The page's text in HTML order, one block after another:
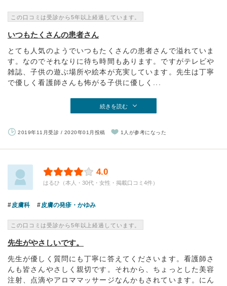
この口コミは受診から5年以上経過しています。
いつもたくさんの患者さん
とても人気のようでいつもたくさんの患者さんで溢れていま
す。なのでそれなりに待ち時間もあります。ですがテレビや
雑誌、子供の遊ぶ場所や絵本が充実しています。先生は丁寧
で優しく看護師さんも怖がる子供に優しく...
続きを読む
2019年11月受診 / 2020年01月投稿 1人が参考になった
4.0
はるひ（本人・30代・女性・掲載口コミ4件）
皮膚科 皮膚の発疹・かゆみ
この口コミは受診から5年以上経過しています。
先生がやさしいです。
先生が優しく質問にも丁寧に答えてくださいます。看護師さ
んも皆さんやさしく親切です。それから、ちょっとした美容
注射、点滴やアロママッサージなんかもされています。にん